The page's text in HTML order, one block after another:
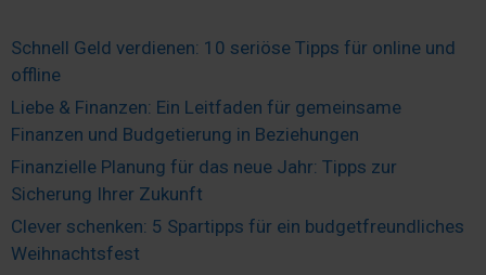
Schnell Geld verdienen: 10 seriöse Tipps für online und
offline
Liebe & Finanzen: Ein Leitfaden für gemeinsame
Finanzen und Budgetierung in Beziehungen
Finanzielle Planung für das neue Jahr: Tipps zur
Sicherung Ihrer Zukunft
Clever schenken: 5 Spartipps für ein budgetfreundliches
Weihnachtsfest